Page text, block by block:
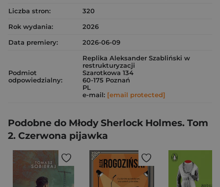
Liczba stron:
320
Rok wydania:
2026
Data premiery:
2026-06-09
Podmiot
odpowiedzialny:
Replika Aleksander Szabliński w
restrukturyzacji
Szarotkowa 134
60-175 Poznań
PL
e-mail: [email protected]
Podobne do Młody Sherlock Holmes. Tom
2. Czerwona pijawka